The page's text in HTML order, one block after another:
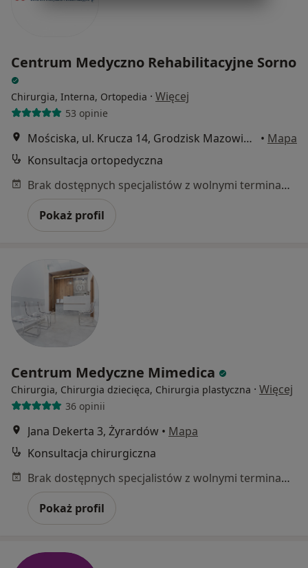
Centrum Medyczno Rehabilitacyjne Sorno
Chirurgia, Interna, Ortopedia · Więcej
53 opinie
Mościska, ul. Krucza 14, Grodzisk Mazowiecki • Mapa
Konsultacja ortopedyczna
Brak dostępnych specjalistów z wolnymi terminami w tym centrum medycznym.
Pokaż profil
Centrum Medyczne Mimedica
Chirurgia, Chirurgia dziecięca, Chirurgia plastyczna · Więcej
36 opinii
Jana Dekerta 3, Żyrardów • Mapa
Konsultacja chirurgiczna
Brak dostępnych specjalistów z wolnymi terminami w tym centrum medycznym.
Pokaż profil